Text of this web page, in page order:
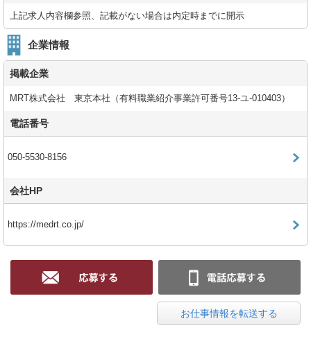
上記求人内容欄参照、記載がない場合は内定時までに開示
企業情報
掲載企業
MRT株式会社 東京本社（有料職業紹介事業許可番号13-ユ-010403）
電話番号
050-5530-8156
会社HP
https://medrt.co.jp/
お仕事情報を転送する